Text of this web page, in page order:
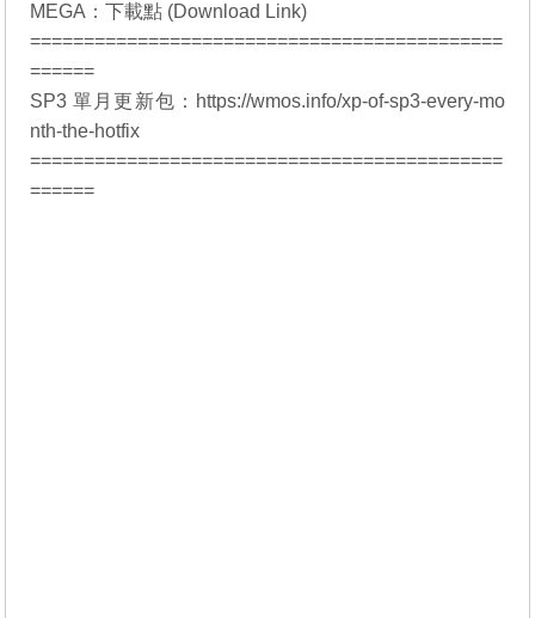
MEGA：下載點 (Download Link)
============================================
======
SP3 單月更新包： https://wmos.info/xp-of-sp3-every-mo
nth-the-hotfix
============================================
======